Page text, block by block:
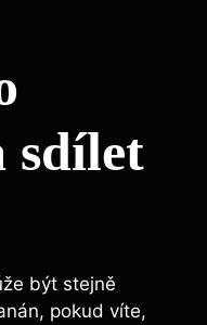
sdílet
být stejně
pokud víte,